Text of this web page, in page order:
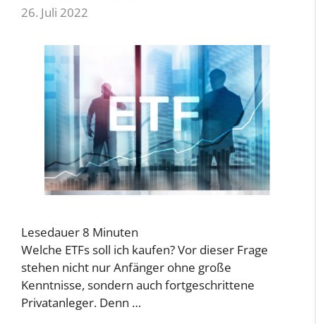
26. Juli 2022
Lesedauer 8 Minuten
Welche ETFs soll ich kaufen? Vor dieser Frage
stehen nicht nur Anfänger ohne große
Kenntnisse, sondern auch fortgeschrittene
Privatanleger. Denn …